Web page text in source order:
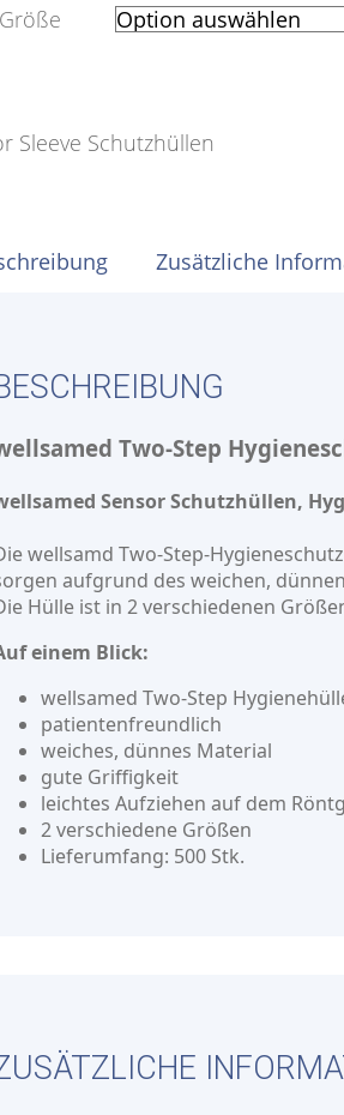
Größe
Sleeve Schutzhüllen
Zusätzliche
Two-Step
Sensor Schutzhüllen,
wellsamd Two-Step-
aufgrund des weichen,
Hülle ist in 2 verschiedenen
einem Blick:
wellsamed Two-Step
patientenfreundlich
weiches, dünnes Material
gute Griffigkeit
leichtes Aufziehen auf dem
2 verschiedene Größen
Lieferumfang: 500 Stk.